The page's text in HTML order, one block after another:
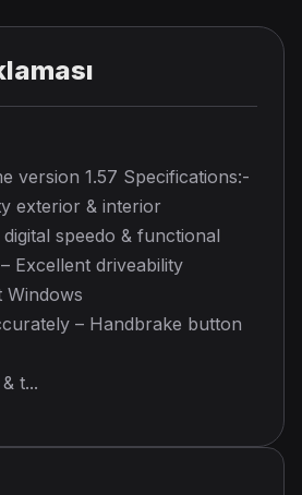
version 1.57 Specifications:-
exterior & interior
speedo & functional
Excellent driveability
Windows
– Handbrake button
t...